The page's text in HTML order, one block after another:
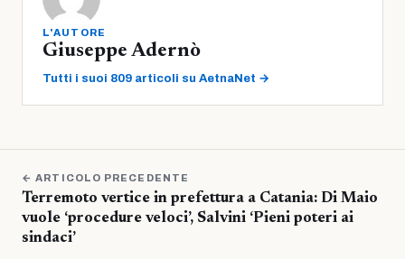
L'AUTORE
Giuseppe Adernò
Tutti i suoi 809 articoli su AetnaNet →
← ARTICOLO PRECEDENTE
Terremoto vertice in prefettura a Catania: Di Maio
vuole ‘procedure veloci’, Salvini ‘Pieni poteri ai
sindaci’